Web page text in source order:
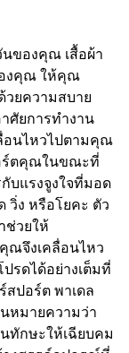
นของคุณ เสื้อผ้า
องคุณ ให้คุณ
วยความสบาย
ศัยการทำงาน
อนไหวไปตามคุณ
ร์ตคุณในขณะที่
บแรงจูงใจที่มอด
วิ่ง หรือโยคะ ตัว
ช่วยให้
ณจึงเคลื่อนไหว
รดได้อย่างเต็มที่
สปอร์ต พาเดล
หมายความว่า
ทักษะให้เฉียบคม